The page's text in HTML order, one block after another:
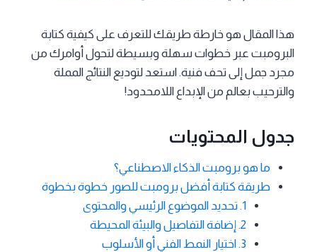
هذا المقال هو خارطة طريقك للتعرف على كيفية كتابة
البرومبت عبر خطوات سهلة وبسيطة لتحول أوامرك من
مجرد جمل إلى تحف فنية. استعد لتوديع النتائج المملة
والترحيب بعالم من الإبداع اللامحدود!
جدول المحتويات
ما هو برومبت الذكاء الاصطناعي؟
طريقة كتابة أفضل برومبت للصور خطوة بخطوة
1. تحديد الموضوع الرئيسي والمحتوى
2. إضافة التفاصيل والبيئة المحيطة
3. اختيار النمط الفني أو الأسلوب